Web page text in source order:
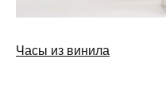
Часы из винила